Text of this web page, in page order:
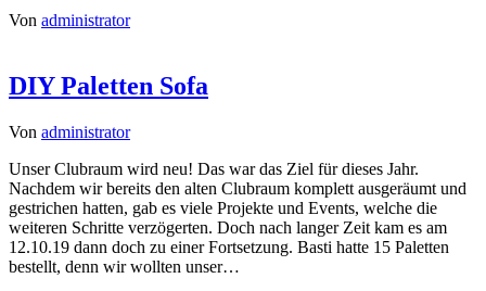
Von administrator
DIY Paletten Sofa
Von administrator
Unser Clubraum wird neu! Das war das Ziel für dieses Jahr.
Nachdem wir bereits den alten Clubraum komplett ausgeräumt und
gestrichen hatten, gab es viele Projekte und Events, welche die
weiteren Schritte verzögerten. Doch nach langer Zeit kam es am
12.10.19 dann doch zu einer Fortsetzung. Basti hatte 15 Paletten
bestellt, denn wir wollten unser…